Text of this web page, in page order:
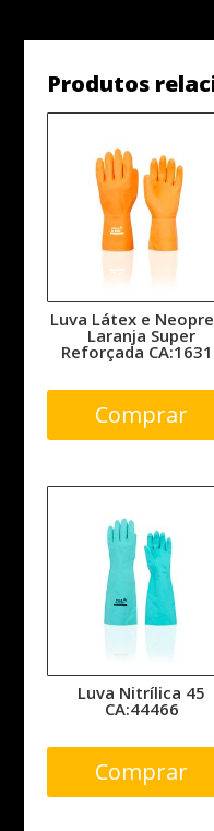
Produtos
Luva Látex e
Laranja Super
Reforçada
Comprar
Luva Nitrílica 45
CA:44466
Comprar